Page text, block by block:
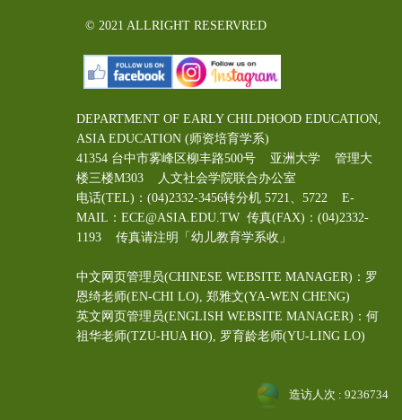
© 2021 ALLRIGHT RESERVRED
DEPARTMENT OF EARLY CHILDHOOD EDUCATION,
ASIA EDUCATION (师资培育学系)
41354 台中市雾峰区柳丰路500号 亚洲大学 管理大
楼三楼M303 人文社会学院联合办公室
电话(TEL)：(04)2332-3456转分机 5721、5722 E-
MAIL：ECE@ASIA.EDU.TW 传真(FAX)：(04)2332-
1193 传真请注明「幼儿教育学系收」
中文网页管理员(CHINESE WEBSITE MANAGER)：罗
恩绮老师(EN-CHI LO) , 郑雅文(YA-WEN CHENG)
英文网页管理员(ENGLISH WEBSITE MANAGER)：何
祖华老师(TZU-HUA HO), 罗育龄老师(YU-LING LO)
造访人次 : 9236734